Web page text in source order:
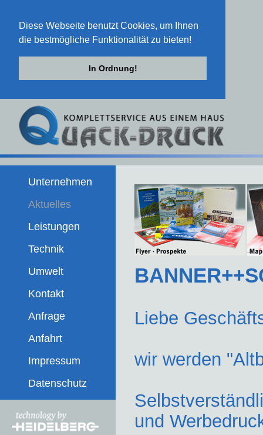
Diese Webseite benutzt Cookies, um Ihnen
die bestmögliche Funktionalität zu bieten!
In Ordnung!
Liebe
wir werden
und
Unternehmen
Aktuelles
Leistungen
Technik
Umwelt
Kontakt
Anfrage
Anfahrt
Impressum
Datenschutz